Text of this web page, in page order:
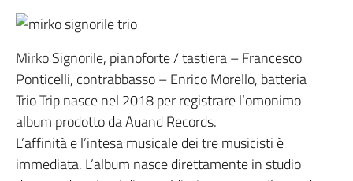
Mirko Signorile, pianoforte / tastiera – Francesco
Ponticelli, contrabbasso – Enrico Morello, batteria
Trio Trip nasce nel 2018 per registrare l’omonimo
album prodotto da Auand Records.
L’affinità e l’intesa musicale dei tre musicisti è
immediata. L’album nasce direttamente in studio